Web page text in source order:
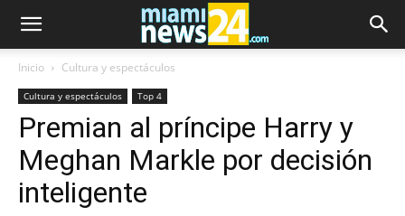
Inicio Cultura y espectáculos
Cultura y espectáculos Top 4
Premian al príncipe Harry y
Meghan Markle por decisión
inteligente